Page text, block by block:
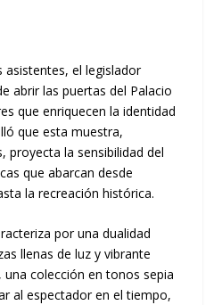
asistentes, el legislador
abrir las puertas del Palacio
que enriquecen la identidad
que esta muestra,
proyecta la sensibilidad del
que abarcan desde
la recreación histórica.
por una dualidad
llenas de luz y vibrante
colección en tonos sepia
al espectador en el tiempo,